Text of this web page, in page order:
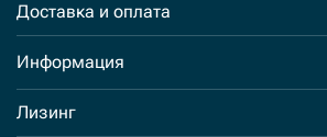
Доставка и оплата
Информация
Лизинг